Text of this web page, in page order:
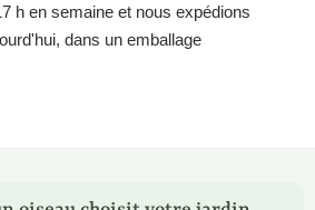
h en semaine et nous expédions
dans un emballage